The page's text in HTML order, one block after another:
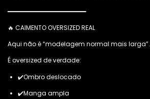
━━━━━━━━━━━━━━━━━━━━━━
🔥 CAIMENTO OVERSIZED REAL
Aqui não é “modelagem normal mais larga”.
É oversized de verdade:
✔️Ombro deslocado
✔️Manga ampla